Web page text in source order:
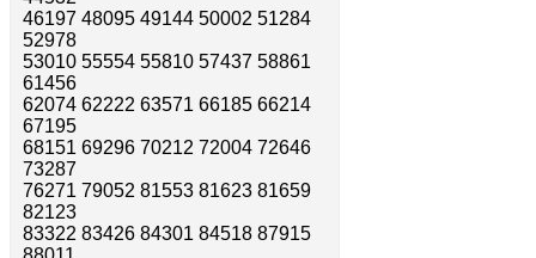
46197 48095 49144 50002 51284
52978
53010 55554 55810 57437 58861
61456
62074 62222 63571 66185 66214
67195
68151 69296 70212 72004 72646
73287
76271 79052 81553 81623 81659
82123
83322 83426 84301 84518 87915